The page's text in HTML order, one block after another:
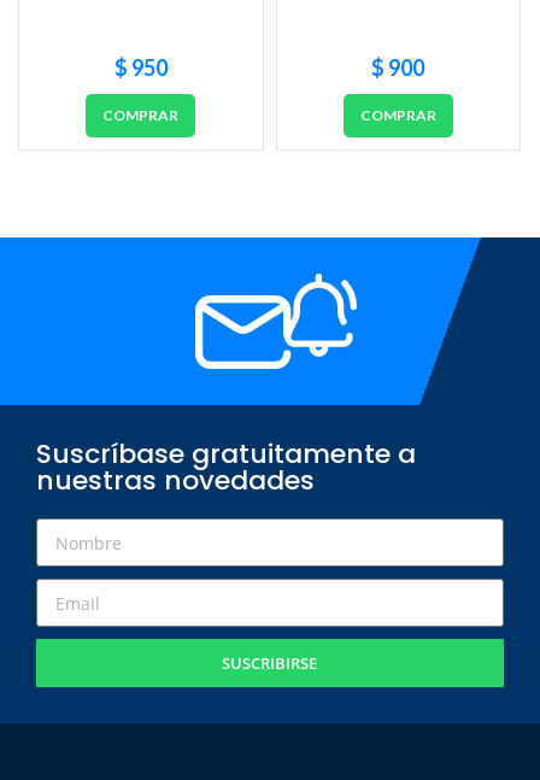
$ 950
COMPRAR
$ 900
COMPRAR
Suscríbase gratuitamente a
nuestras novedades
SUSCRIBIRSE